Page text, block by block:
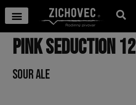
PINK SEDUCTION 12
SOUR ALE